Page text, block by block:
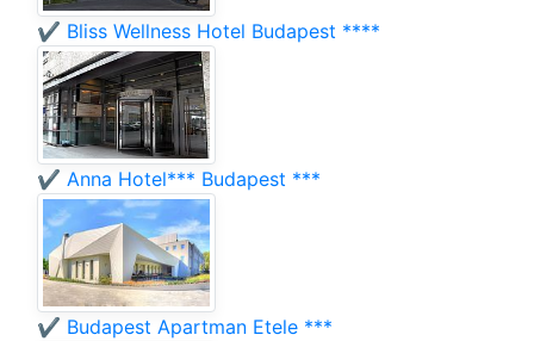
✔️ Bliss Wellness Hotel Budapest ****
✔️ Anna Hotel*** Budapest ***
✔️ Budapest Apartman Etele ***